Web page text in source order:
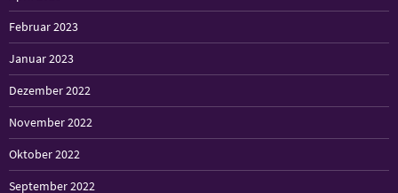
Februar 2023
Januar 2023
Dezember 2022
November 2022
Oktober 2022
September 2022